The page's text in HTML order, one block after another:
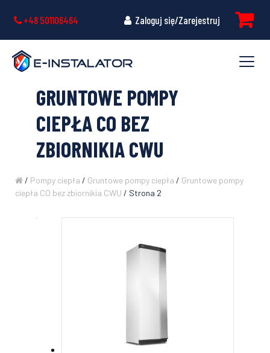
+48 501106464 Zaloguj się/Zarejestruj
GRUNTOWE POMPY
CIEPŁA CO BEZ
ZBIORNIKIA CWU
/ Pompy ciepła / Gruntowe pompy ciepła / Gruntowe pompy
ciepła CO bez zbiornikia CWU / Strona 2